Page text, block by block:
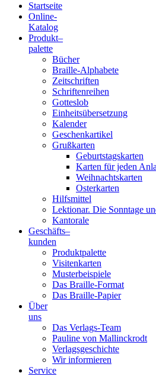
Blindenschrift-
Verlag
Druckerei
gGmbH
Startseite
Online-
Katalog
Produkt–
palette
Bücher
Braille-Alphabete
Zeitschriften
Schriftenreihen
Gotteslob
Einheitsübersetzung
Kalender
Geschenkartikel
Grußkarten
Geburtstagskarten
Karten für jeden
Weihnachtskarten
Osterkarten
Hilfsmittel
Lektionar. Die Sonntage
Kantorale
Geschäfts­–
kunden
Produktpalette
Visitenkarten
Musterbeispiele
Das Braille-Format
Das Braille-Papier
Über
uns
Das Verlags-Team
Pauline von Mallinckrodt
Verlagsgeschichte
Wir informieren
Service